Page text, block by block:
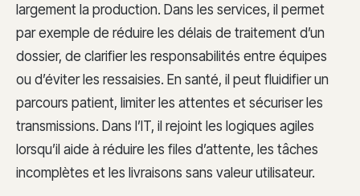
largement la production. Dans les services, il permet
par exemple de réduire les délais de traitement d’un
dossier, de clarifier les responsabilités entre équipes
ou d’éviter les ressaisies. En santé, il peut fluidifier un
parcours patient, limiter les attentes et sécuriser les
transmissions. Dans l’IT, il rejoint les logiques agiles
lorsqu’il aide à réduire les files d’attente, les tâches
incomplètes et les livraisons sans valeur utilisateur.